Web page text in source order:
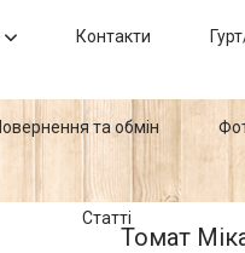
Контакти
та обмін
Статті
Томат